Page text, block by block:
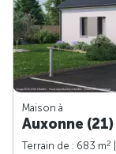
Maison à
Auxonne (21)
Terrain de : 683 m2